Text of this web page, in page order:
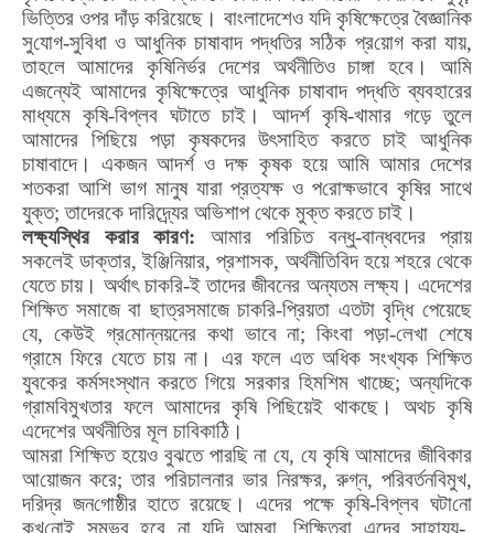
ভিত্তির ওপর দাঁড় করিয়েছে। বাংলাদেশেও যদি কৃষিক্ষেত্রে বৈজ্ঞানিক
সুযোগ-সুবিধা ও আধুনিক চাষাবাদ পদ্ধতির সঠিক প্রয়োগ করা যায়,
তাহলে আমাদের কৃষিনির্ভর দেশের অর্থনীতিও চাঙ্গা হবে। আমি
এজন্যেই আমাদের কৃষিক্ষেত্রে আধুনিক চাষাবাদ পদ্ধতি ব্যবহারের
মাধ্যমে কৃষি-বিপ্লব ঘটাতে চাই। আদর্শ কৃষি-খামার গড়ে তুলে
আমাদের পিছিয়ে পড়া কৃষকদের উৎসাহিত করতে চাই আধুনিক
চাষাবাদে। একজন আদর্শ ও দক্ষ কৃষক হয়ে আমি আমার দেশের
শতকরা আশি ভাগ মানুষ যারা প্রত্যক্ষ ও পরোক্ষভাবে কৃষির সাথে
যুক্ত;তাদেরকে দারিদ্র্যের অভিশাপ থেকে মুক্ত করতে চাই।
লক্ষ্যস্থির করার কারণ: আমার পরিচিত বন্ধু-বান্ধবদের প্রায়
সকলেই ডাক্তার,ইঞ্জিনিয়ার,প্রশাসক, অর্থনীতিবিদ হয়ে শহরে থেকে
যেতে চায়। অর্থাৎ চাকরি-ই তাদের জীবনের অন্যতম লক্ষ্য। এদেশের
শিক্ষিত সমাজে বা ছাত্রসমাজে চাকরি-প্রিয়তা এতটা বৃদ্ধি পেয়েছে
যে, কেউই গ্রমোন্নয়নের কথা ভাবে না;কিংবা পড়া-লেখা শেষে
গ্রামে ফিরে যেতে চায় না। এর ফলে এত অধিক সংখ্যক শিক্ষিত
যুবকের কর্মসংস্থান করতে গিয়ে সরকার হিমশিম খাচ্ছে;অন্যদিকে
গ্রামবিমুখতার ফলে আমাদের কৃষি পিছিয়েই থাকছে। অথচ কৃষি
এদেশের অর্থনীতির মূল চাবিকাঠি।
আমরা শিক্ষিত হয়েও বুঝতে পারছি না যে,যে কৃষি আমাদের জীবিকার
আয়োজন করে;তার পরিচালনার ভার নিরক্ষর,রুগ্ন, পরিবর্তনবিমুখ,
দরিদ্র জনগোষ্ঠীর হাতে রয়েছে। এদের পক্ষে কৃষি-বিপ্লব ঘটানো
কখনোই সম্ভব হবে না যদি আমরা,শিক্ষিতরা এদের সাহায্য-